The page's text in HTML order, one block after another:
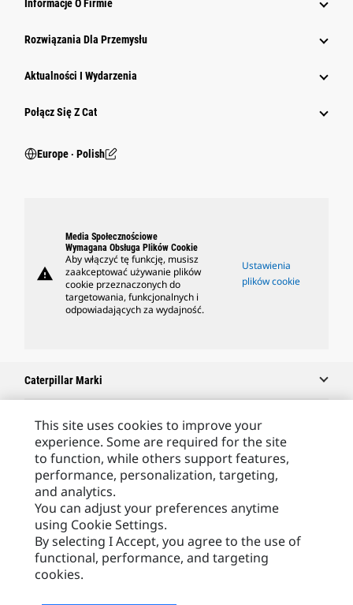
Informacje O Firmie
Rozwiązania Dla Przemysłu
Aktualności I Wydarzenia
Połącz Się Z Cat
Europe ‧ Polish
warning
Media Społecznościowe
Wymagana Obsługa Plików Cookie
Aby włączyć tę funkcję, musisz
zaakceptować używanie plików
cookie przeznaczonych do
targetowania, funkcjonalnych i
odpowiadających za wydajność.
Ustawienia
plików cookie
Caterpillar Marki
Caterpillar.com
Caterpillar Kontakt
Caterpillar Kontakt
Moje Preferencje Marketingowe
Site Map
Cookie Settings
This site uses cookies to improve your
experience. Some are required for the site
to function, while others support features,
performance, personalization, targeting,
and analytics.
You can adjust your preferences anytime
using Cookie Settings.
By selecting I Accept, you agree to the use of
functional, performance, and targeting
cookies.